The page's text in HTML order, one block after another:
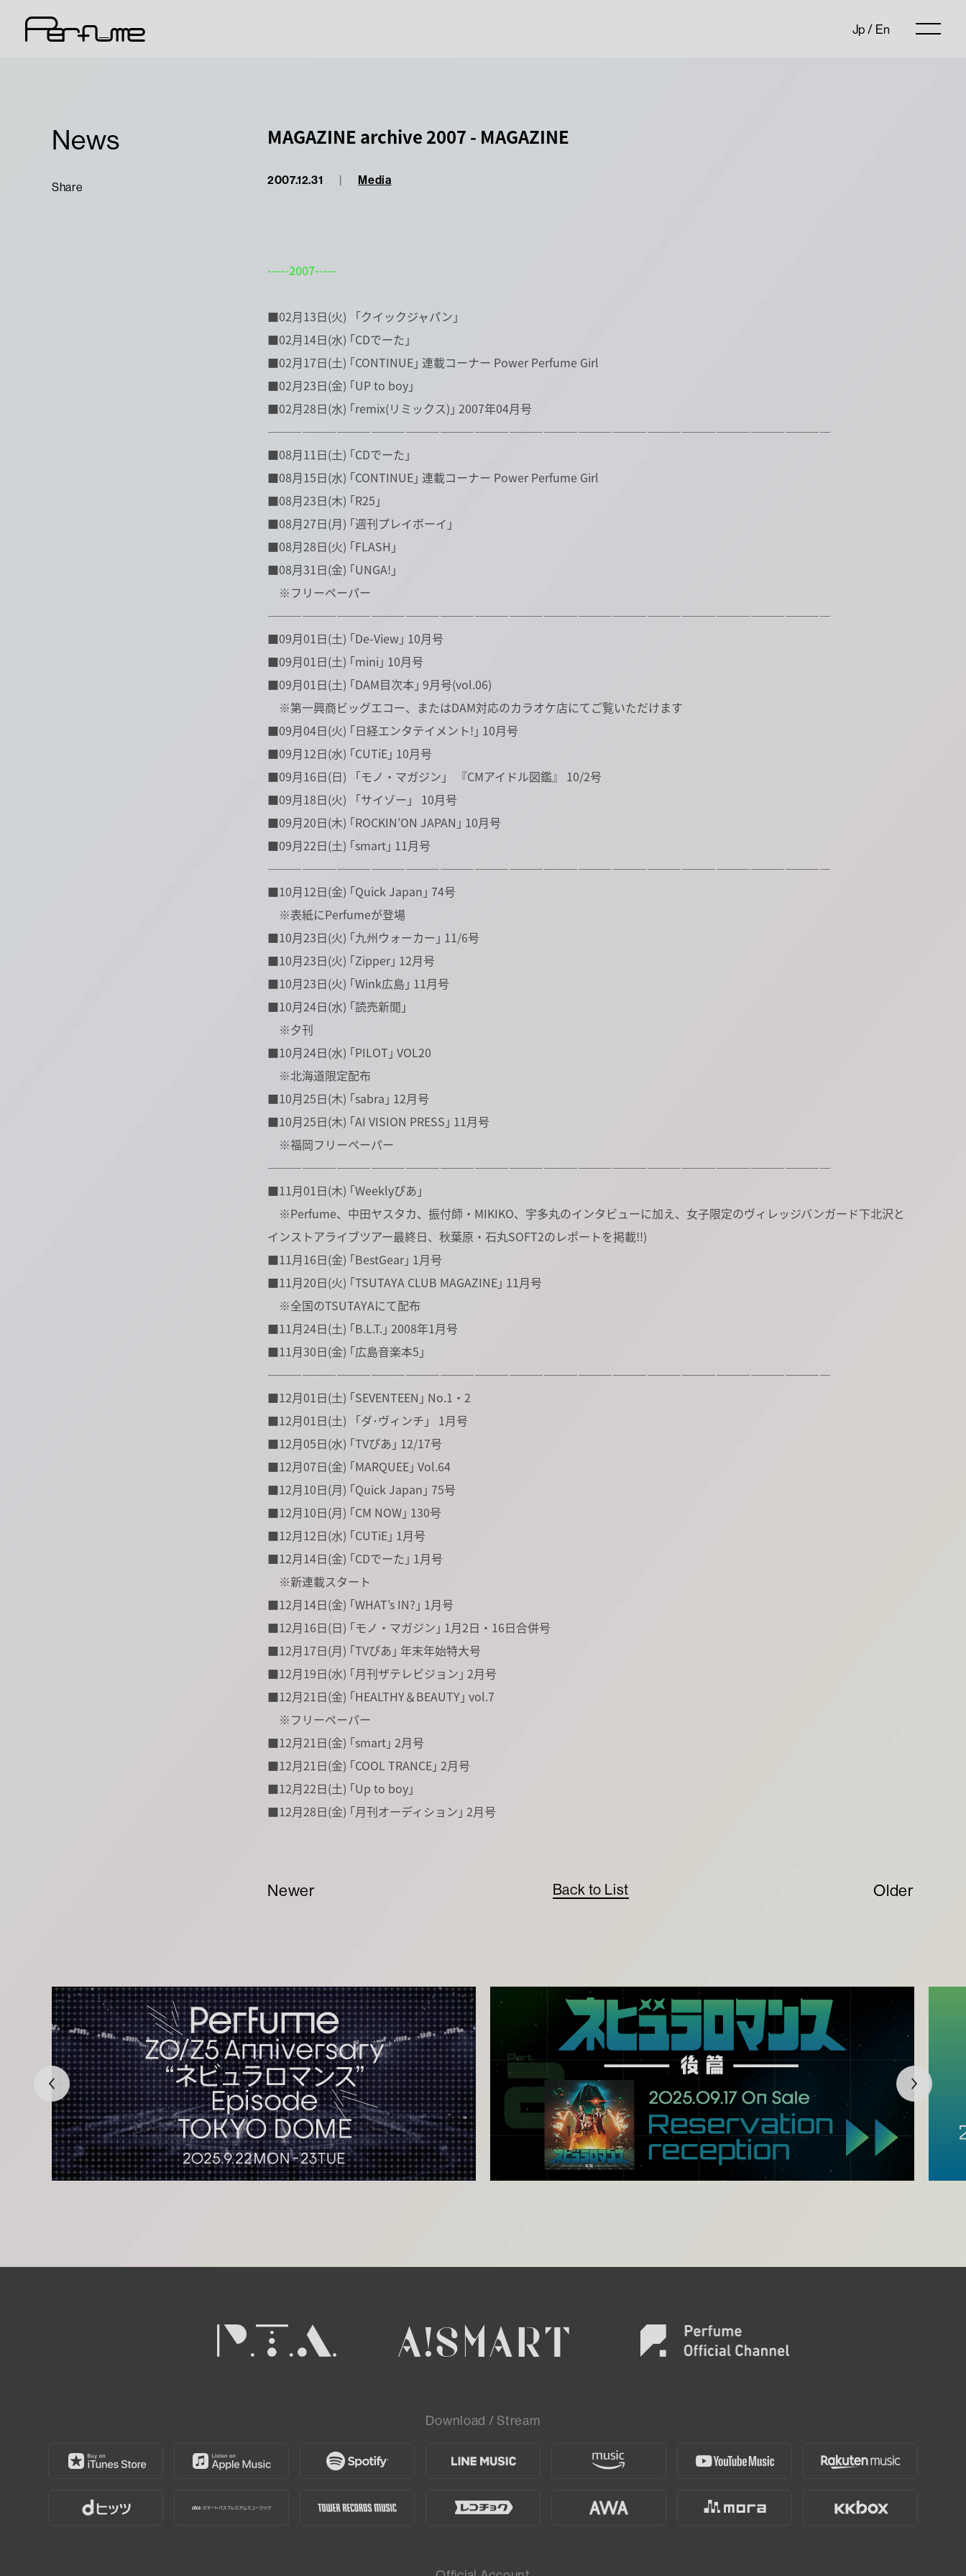
Jp/ En
News
Share
MAGAZINE archive 2007 - MAGAZINE
2007.12.31 | Media
-----2007-----
■02月13日(火) 「クイックジャパン」
■02月14日(水) ｢CDでーた｣
■02月17日(土) ｢CONTINUE｣ 連載コーナー Power Perfume Girl
■02月23日(金) ｢UP to boy｣
■02月28日(水) ｢remix(リミックス)｣ 2007年04月号
―――――――――――――――――――――――――――――――――――――――――――――――――
■08月11日(土) ｢CDでーた｣
■08月15日(水) ｢CONTINUE｣ 連載コーナー Power Perfume Girl
■08月23日(木) ｢R25｣
■08月27日(月) ｢週刊プレイボーイ｣
■08月28日(火) ｢FLASH｣
■08月31日(金) ｢UNGA!｣
※フリーペーパー
―――――――――――――――――――――――――――――――――――――――――――――――――
■09月01日(土) ｢De-View｣ 10月号
■09月01日(土) ｢mini｣ 10月号
■09月01日(土) ｢DAM目次本｣ 9月号(vol.06)
※第一興商ビッグエコー、またはDAM対応のカラオケ店にてご覧いただけます
■09月04日(火) ｢日経エンタテイメント!｣ 10月号
■09月12日(水) ｢CUTiE｣ 10月号
■09月16日(日) 「モノ・マガジン」 『CMアイドル図鑑』 10/2号
■09月18日(火) 「サイゾー」 10月号
■09月20日(木) ｢ROCKIN’ON JAPAN｣ 10月号
■09月22日(土) ｢smart｣ 11月号
―――――――――――――――――――――――――――――――――――――――――――――――――
■10月12日(金) ｢Quick Japan｣ 74号
※表紙にPerfumeが登場
■10月23日(火) ｢九州ウォーカー｣ 11/6号
■10月23日(火) ｢Zipper｣ 12月号
■10月23日(火) ｢Wink広島｣ 11月号
■10月24日(水) ｢読売新聞｣
※夕刊
■10月24日(水) ｢PILOT｣ VOL20
※北海道限定配布
■10月25日(木) ｢sabra｣ 12月号
■10月25日(木) ｢AI VISION PRESS｣ 11月号
※福岡フリーペーパー
―――――――――――――――――――――――――――――――――――――――――――――――――
■11月01日(木) ｢Weeklyぴあ｣
※Perfume、中田ヤスタカ、振付師・MIKIKO、宇多丸のインタビューに加え、女子限定のヴィレッジバンガード下北沢と
インストアライブツアー最終日、秋葉原・石丸SOFT2のレポートを掲載!!)
■11月16日(金) ｢BestGear｣ 1月号
■11月20日(火) ｢TSUTAYA CLUB MAGAZINE｣ 11月号
※全国のTSUTAYAにて配布
■11月24日(土) ｢B.L.T.｣ 2008年1月号
■11月30日(金) ｢広島音楽本5｣
―――――――――――――――――――――――――――――――――――――――――――――――――
■12月01日(土) ｢SEVENTEEN｣ No.1・2
■12月01日(土) 「ダ･ヴィンチ」 1月号
■12月05日(水) ｢TVぴあ｣ 12/17号
■12月07日(金) ｢MARQUEE｣ Vol.64
■12月10日(月) ｢Quick Japan｣ 75号
■12月10日(月) ｢CM NOW｣ 130号
■12月12日(水) ｢CUTiE｣ 1月号
■12月14日(金) ｢CDでーた｣ 1月号
※新連載スタート
■12月14日(金) ｢WHAT’s IN?｣ 1月号
■12月16日(日) ｢モノ・マガジン｣ 1月2日・16日合併号
■12月17日(月) ｢TVぴあ｣ 年末年始特大号
■12月19日(水) ｢月刊ザテレビジョン｣ 2月号
■12月21日(金) ｢HEALTHY＆BEAUTY｣ vol.7
※フリーペーパー
■12月21日(金) ｢smart｣ 2月号
■12月21日(金) ｢COOL TRANCE｣ 2月号
■12月22日(土) ｢Up to boy｣
■12月28日(金) ｢月刊オーディション｣ 2月号
Newer Back to List Older
Download / Stream